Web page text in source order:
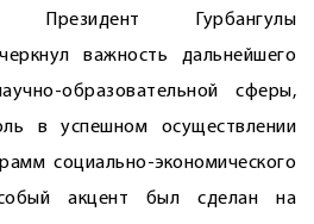
Президент Гурбангулы
важность дальнейшего
образовательной сферы,
в успешном осуществлении
социально-экономического
акцент был сделан на